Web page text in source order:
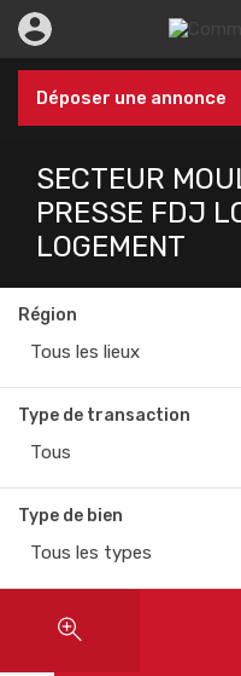
Déposer une annonce
SECTEUR
PRESSE FDJ
LOGEMENT
Région
Tous les lieux
Type de transaction
Tous
Type de bien
Tous les types